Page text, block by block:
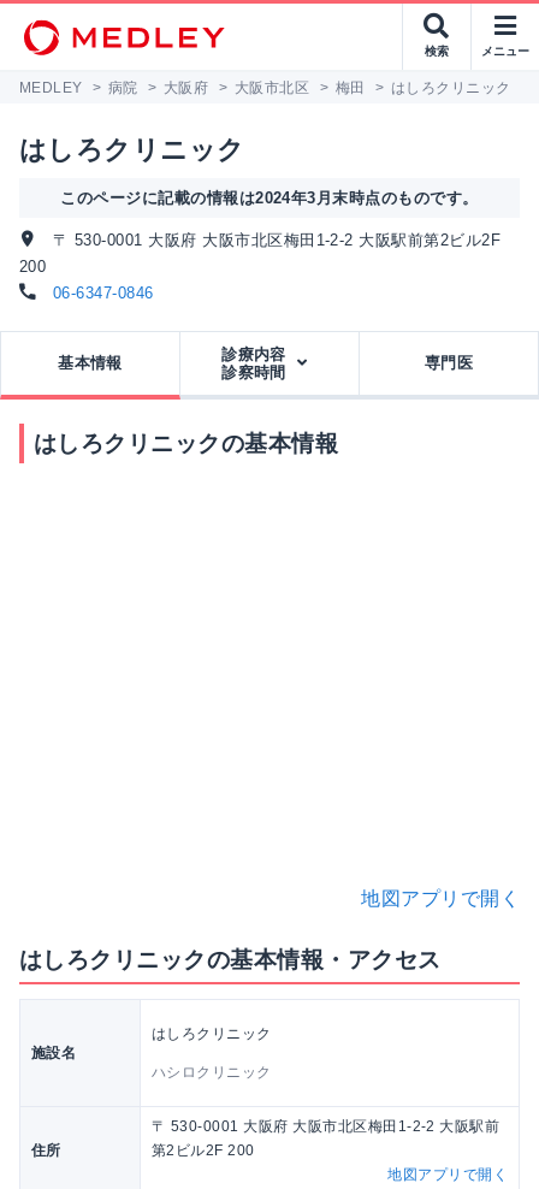
検索 メニュー
MEDLEY > 病院 > 大阪府 > 大阪市北区 > 梅田 > はしろクリニック
はしろクリニック
このページに記載の情報は2024年3月末時点のものです。
〒 530-0001 大阪府 大阪市北区梅田1-2-2 大阪駅前第2ビル2F
200
06-6347-0846
基本情報
診療内容
診察時間
専門医
はしろクリニックの基本情報
地図アプリで開く
はしろクリニックの基本情報・アクセス
施設名
はしろクリニック
ハシロクリニック
住所
〒 530-0001 大阪府 大阪市北区梅田1-2-2 大阪駅前
第2ビル2F 200
地図アプリで開く